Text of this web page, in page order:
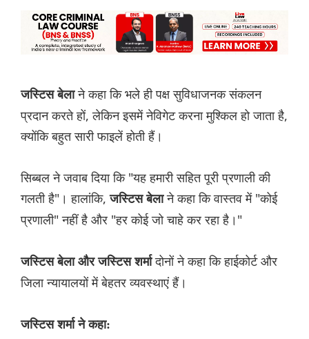
जस्टिस बेलाने कहा कि भले ही पक्ष सुविधाजनक संकलन
प्रदान करते हों, लेकिन इसमें नेविगेट करना मुश्किल हो जाता है,
क्योंकि बहुत सारी फाइलें होती हैं।
सिब्बल ने जवाब दिया कि "यह हमारी सहित पूरी प्रणाली की
गलती है"। हालांकि,जस्टिस बेलाने कहा कि वास्तव में "कोई
प्रणाली" नहीं है और "हर कोई जो चाहे कर रहा है।"
जस्टिस बेला और जस्टिस शर्मादोनों ने कहा कि हाईकोर्ट और
जिला न्यायालयों में बेहतर व्यवस्थाएं हैं।
जस्टिस शर्मा ने कहा: